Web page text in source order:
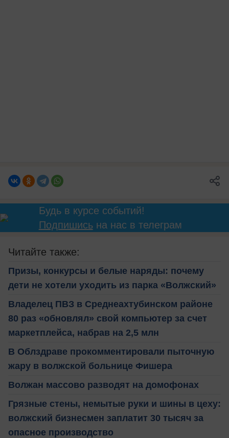
Будь в курсе событий!
Подпишисьна нас в телеграм
Читайте также:
Призы, конкурсы и белые наряды: почему
дети не хотели уходить из парка «Волжский»
Владелец ПВЗ в Среднеахтубинском районе
80 раз «обновлял» свой компьютер за счет
маркетплейса, набрав на 2,5 млн
В Облздраве прокомментировали пыточную
жару в волжской больнице Фишера
Волжан массово разводят на домофонах
Грязные стены, немытые руки и шины в цеху:
волжский бизнесмен заплатит 30 тысяч за
опасное производство